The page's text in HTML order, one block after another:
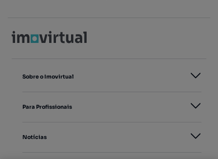
Sobre o Imovirtual
Para Profissionais
Notícias